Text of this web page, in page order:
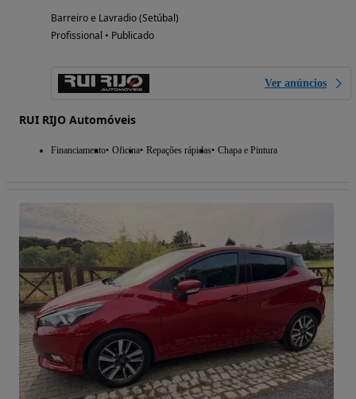
Barreiro e Lavradio (Setúbal)
Profissional • Publicado
Ver anúncios
RUI RIJO Automóveis
Financiamento Oficina Repações rápidas Chapa e Pintura